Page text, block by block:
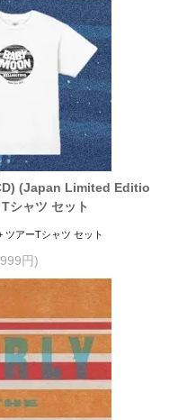
(Japan Limited Editio
シャツ セット
ツアーTシャツ セット
円)